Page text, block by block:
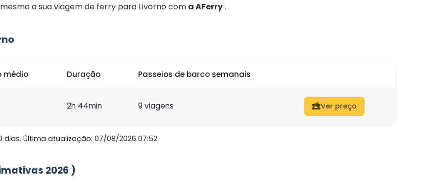
a sua viagem de ferry para Livorno com a AFerry.
médio Duração Passeios de barco semanais
2h 44min 9 viagens Ver preço
Última atualização: 07/08/2026 07:52
2026 )